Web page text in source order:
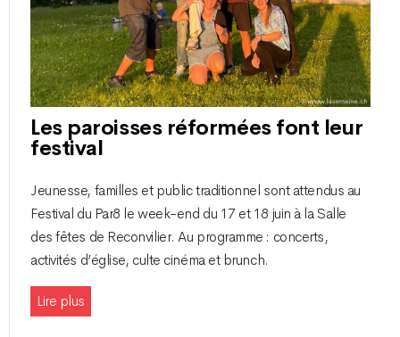
Les paroisses réformées font leur
festival
Jeunesse, familles et public traditionnel sont attendus au
Festival du Par8 le week-end du 17 et 18 juin à la Salle
des fêtes de Reconvilier. Au programme : concerts,
activités d’église, culte cinéma et brunch.
Lire plus